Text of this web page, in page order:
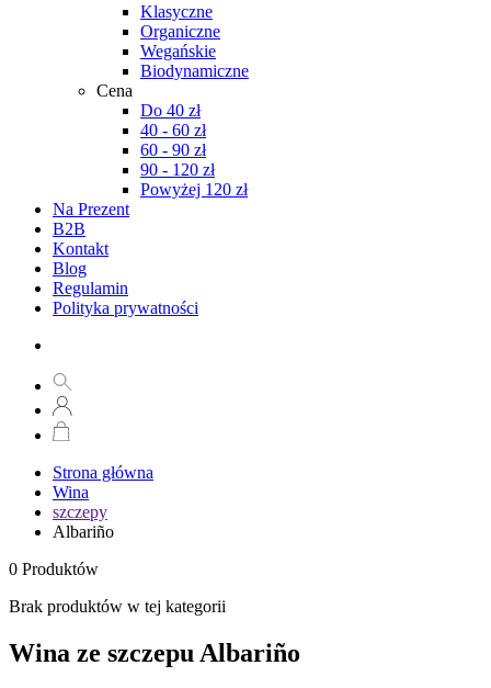
Klasyczne
Organiczne
Wegańskie
Biodynamiczne
Cena
Do 40 zł
40 - 60 zł
60 - 90 zł
90 - 120 zł
Powyżej 120 zł
Na Prezent
B2B
Kontakt
Blog
Regulamin
Polityka prywatności
Strona główna
Wina
szczepy
Albariño
0 Produktów
Brak produktów w tej kategorii
Wina ze szczepu Albariño